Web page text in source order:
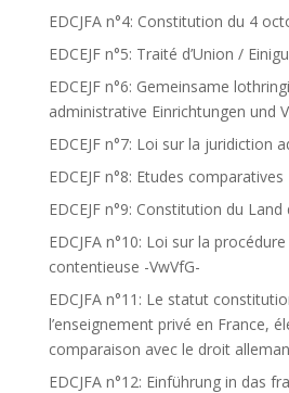
EDCJFA n°4: Constitution du 4
EDCEJF n°5: Traité d’Union /
EDCEJF n°6: Gemeinsame
administrative Einrichtungen und
EDCEJF n°7: Loi sur la juridiction
EDCEJF n°8: Etudes comparatives
EDCEJF n°9: Constitution du Land
EDCJFA n°10: Loi sur la
contentieuse -VwVfG-
EDCJFA n°11: Le statut
l’enseignement privé en France,
comparaison avec le droit
EDCJFA n°12: Einführung in das